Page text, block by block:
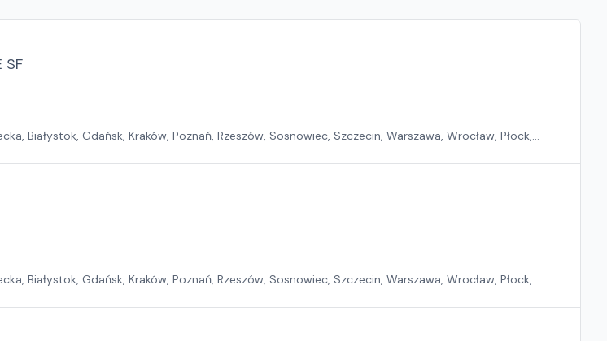
SF
Białystok, Gdańsk, Kraków, Poznań, Rzeszów, Sosnowiec, Szczecin, Warszawa, Wrocław, Płock,
Białystok, Gdańsk, Kraków, Poznań, Rzeszów, Sosnowiec, Szczecin, Warszawa, Wrocław, Płock,